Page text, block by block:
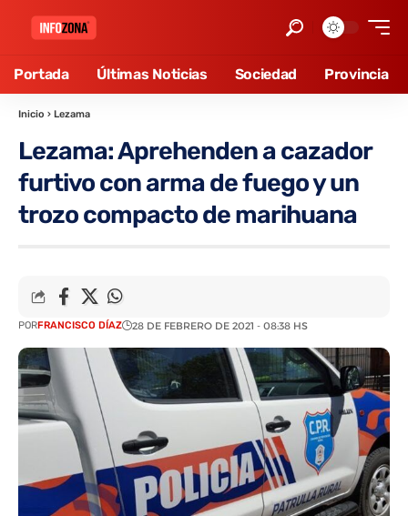
Portada Últimas Noticias Sociedad Provincia
Inicio › Lezama
Lezama: Aprehenden a cazador
furtivo con arma de fuego y un
trozo compacto de marihuana
PORFRANCISCO DÍAZ 28 DE FEBRERO DE 2021 - 08:38 HS